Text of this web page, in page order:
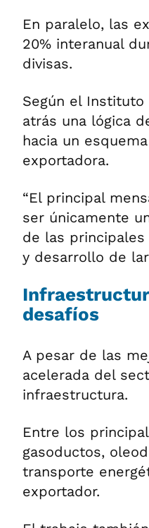
En paralelo, las
20% interanual
divisas.
Según el Instituto
atrás una lógica
hacia un
exportadora.
“El principal
ser únicamente
de las
y desarrollo de
desafíos
A pesar de las
acelerada del
infraestructura.
Entre los
gasoductos,
transporte
exportador.